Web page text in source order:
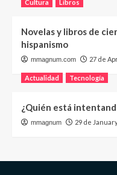
Cultura Libros
Novelas y libros de
hispanismo
mmagnum.com 27 de
Actualidad Tecnología
¿Quién está
mmagnum 29 de